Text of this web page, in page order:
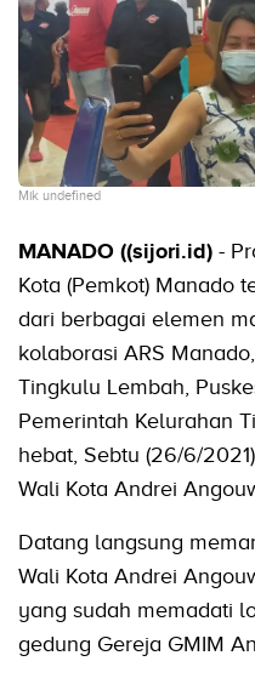
Mik undefined
MANADO ((sijori.id) -
Kota (Pemkot) Manado
dari berbagai elemen
kolaborasi ARS
Tingkulu Lembah,
Pemerintah Kelurahan
hebat, Sebtu (26/6/
Wali Kota Andrei
Datang langsung
Wali Kota Andrei
yang sudah memadati
gedung Gereja GMIM